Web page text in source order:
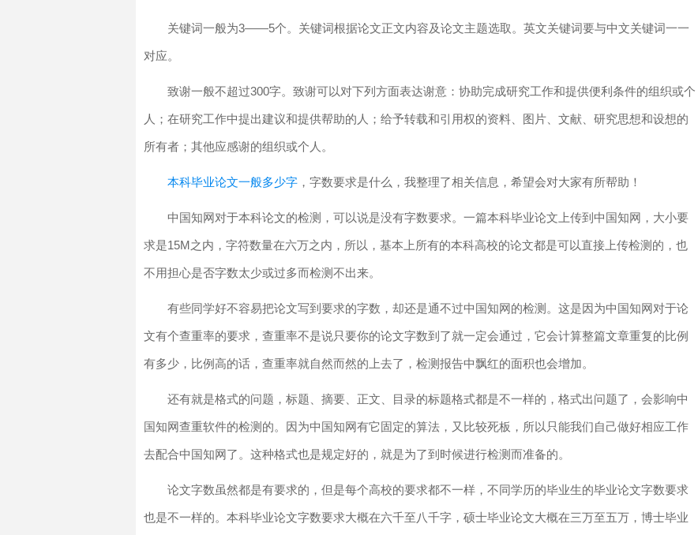
关键词一般为3——5个。关键词根据论文正文内容及论文主题选取。英文关键词要与中文关键词一一
对应。
致谢一般不超过300字。致谢可以对下列方面表达谢意：协助完成研究工作和提供便利条件的组织或个
人；在研究工作中提出建议和提供帮助的人；给予转载和引用权的资料、图片、文献、研究思想和设想的
所有者；其他应感谢的组织或个人。
本科毕业论文一般多少字 ，字数要求是什么，我整理了相关信息，希望会对大家有所帮助！
中国知网对于本科论文的检测，可以说是没有字数要求。一篇本科毕业论文上传到中国知网，大小要
求是15M之内，字符数量在六万之内，所以，基本上所有的本科高校的论文都是可以直接上传检测的，也
不用担心是否字数太少或过多而检测不出来。
有些同学好不容易把论文写到要求的字数，却还是通不过中国知网的检测。这是因为中国知网对于论
文有个查重率的要求，查重率不是说只要你的论文字数到了就一定会通过，它会计算整篇文章重复的比例
有多少，比例高的话，查重率就自然而然的上去了，检测报告中飘红的面积也会增加。
还有就是格式的问题，标题、摘要、正文、目录的标题格式都是不一样的，格式出问题了，会影响中
国知网查重软件的检测的。因为中国知网有它固定的算法，又比较死板，所以只能我们自己做好相应工作
去配合中国知网了。这种格式也是规定好的，就是为了到时候进行检测而准备的。
论文字数虽然都是有要求的，但是每个高校的要求都不一样，不同学历的毕业生的毕业论文字数要求
也是不一样的。本科毕业论文字数要求大概在六千至八千字，硕士毕业论文大概在三万至五万，博士毕业